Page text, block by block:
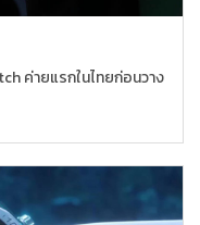
ค่ายแรกในไทยก่อนวาง